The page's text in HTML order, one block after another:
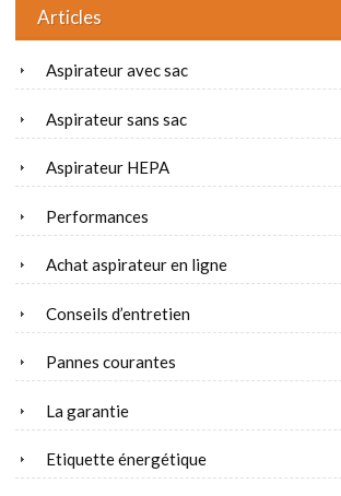
Articles
Aspirateur avec sac
Aspirateur sans sac
Aspirateur HEPA
Performances
Achat aspirateur en ligne
Conseils d’entretien
Pannes courantes
La garantie
Etiquette énergétique